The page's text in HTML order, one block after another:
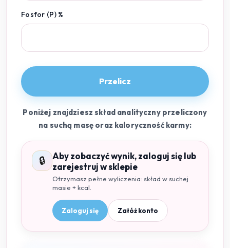
Fosfor (P) %
Przelicz
Poniżej znajdziesz skład analityczny przeliczony
na suchą masę oraz kaloryczność karmy:
🔒
Aby zobaczyć wynik, zaloguj się lub
zarejestruj w sklepie
Otrzymasz pełne wyliczenia: skład w suchej
masie + kcal.
Zaloguj się Załóż konto